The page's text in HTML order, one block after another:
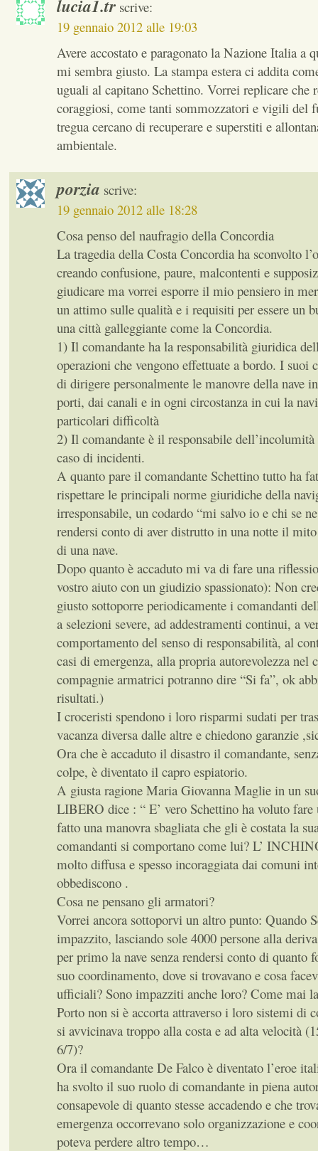
lucia1.tr scrive:
19 gennaio 2012 alle 19:03
Avere accostato e paragonato la Nazione Italia a
mi sembra giusto. La stampa estera ci addita
uguali al capitano Schettino. Vorrei replicare che
coraggiosi, come tanti sommozzatori e vigili del
tregua cercano di recuperare e superstiti e
ambientale.
porzia scrive:
19 gennaio 2012 alle 18:28
Cosa penso del naufragio della Concordia
La tragedia della Costa Concordia ha sconvolto
creando confusione, paure, malcontenti e
giudicare ma vorrei esporre il mio pensiero in
un attimo sulle qualità e i requisiti per essere un
una città galleggiante come la Concordia.
1) Il comandante ha la responsabilità giuridica
operazioni che vengono effettuate a bordo. I suoi
di dirigere personalmente le manovre della nave
porti, dai canali e in ogni circostanza in cui la
particolari difficoltà
2) Il comandante è il responsabile dell’incolumità
caso di incidenti.
A quanto pare il comandante Schettino tutto ha
rispettare le principali norme giuridiche della
irresponsabile, un codardo “mi salvo io e chi se
rendersi conto di aver distrutto in una notte il
di una nave.
Dopo quanto è accaduto mi va di fare una
vostro aiuto con un giudizio spassionato): Non
giusto sottoporre periodicamente i comandanti
a selezioni severe, ad addestramenti continui, a
comportamento del senso di responsabilità, al
casi di emergenza, alla propria autorevolezza nel
compagnie armatrici potranno dire “Si fa”, ok
risultati.)
I croceristi spendono i loro risparmi sudati per
vacanza diversa dalle altre e chiedono garanzie
Ora che è accaduto il disastro il comandante,
colpe, è diventato il capro espiatorio.
A giusta ragione Maria Giovanna Maglie in un
LIBERO dice : “ E’ vero Schettino ha voluto fare
fatto una manovra sbagliata che gli è costata la
comandanti si comportano come lui? L’
molto diffusa e spesso incoraggiata dai comuni
obbediscono .
Cosa ne pensano gli armatori?
Vorrei ancora sottoporvi un altro punto: Quando
impazzito, lasciando sole 4000 persone alla
per primo la nave senza rendersi conto di quanto
suo coordinamento, dove si trovavano e cosa
ufficiali? Sono impazziti anche loro? Come mai
Porto non si è accorta attraverso i loro sistemi di
si avvicinava troppo alla costa e ad alta velocità
6/7)?
Ora il comandante De Falco è diventato l’eroe
ha svolto il suo ruolo di comandante in piena
consapevole di quanto stesse accadendo e che
emergenza occorrevano solo organizzazione e
poteva perdere altro tempo…